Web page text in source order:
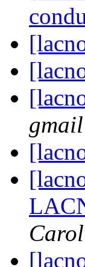
gmail